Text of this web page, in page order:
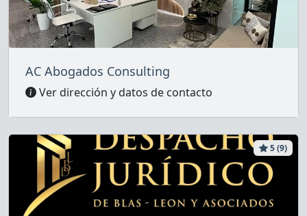
AC Abogados Consulting
Ver dirección y datos de contacto
5 (9)